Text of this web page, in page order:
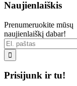
Naujienlaiškis
Prenumeruokite mūsų
naujienlaiškį dabar!

Prisijunk ir tu!